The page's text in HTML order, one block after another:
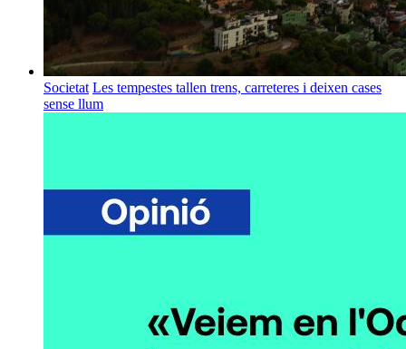
Societat Les tempestes tallen trens, carreteres i deixen cases
sense llum